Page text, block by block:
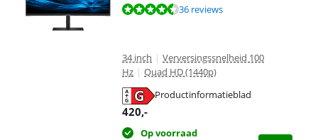
Beoordeling is 8,8 van de 10, gebaseerd op 36 reviews.
36 reviews
34 inch | Verversingssnelheid 100
Hz | Quad HD (1440p)
Productinformatieblad
420,-
Op voorraad